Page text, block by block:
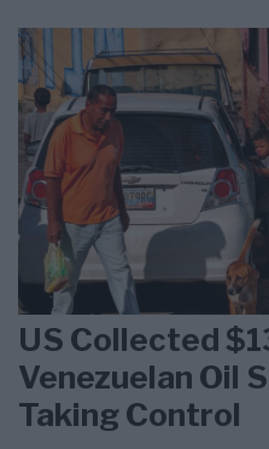
US Collected
Venezuelan Oil
Taking Control